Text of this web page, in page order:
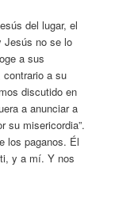
del lugar, el
Jesús no se lo
a sus
a su
discutido en
a anunciar a
su misericordia”.
los paganos. Él
y a mí. Y nos